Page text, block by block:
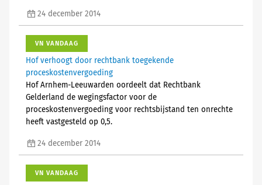
24 december 2014
VN VANDAAG
Hof verhoogt door rechtbank toegekende
proceskostenvergoeding
Hof Arnhem-Leeuwarden oordeelt dat Rechtbank
Gelderland de wegingsfactor voor de
proceskostenvergoeding voor rechtsbijstand ten onrechte
heeft vastgesteld op 0,5.
24 december 2014
VN VANDAAG